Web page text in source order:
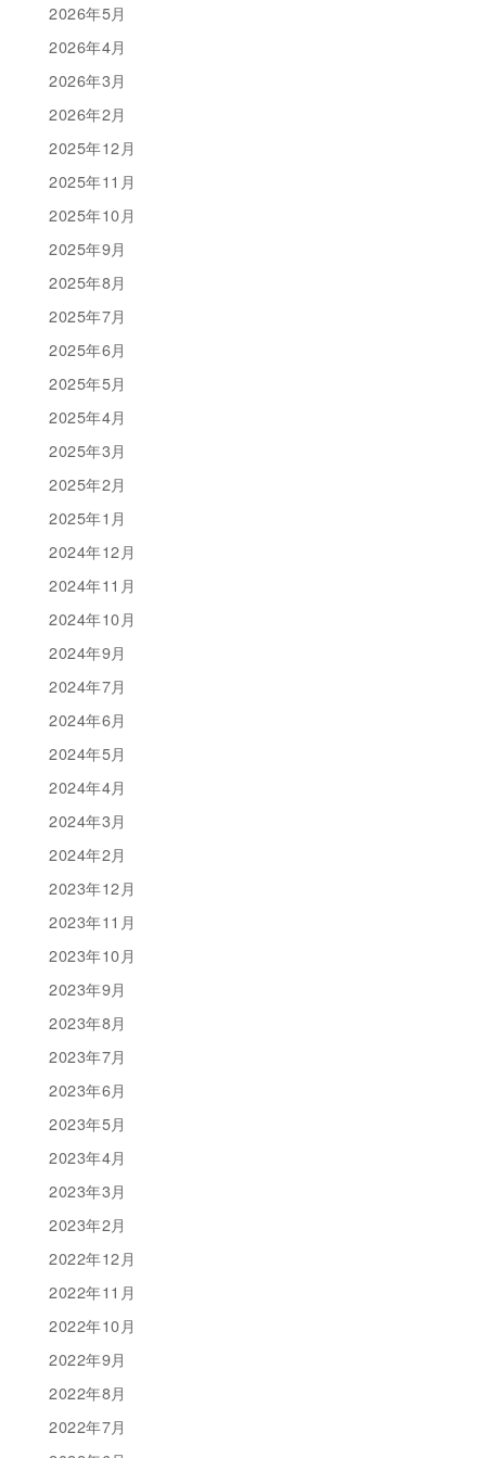
2026年5月
2026年4月
2026年3月
2026年2月
2025年12月
2025年11月
2025年10月
2025年9月
2025年8月
2025年7月
2025年6月
2025年5月
2025年4月
2025年3月
2025年2月
2025年1月
2024年12月
2024年11月
2024年10月
2024年9月
2024年7月
2024年6月
2024年5月
2024年4月
2024年3月
2024年2月
2023年12月
2023年11月
2023年10月
2023年9月
2023年8月
2023年7月
2023年6月
2023年5月
2023年4月
2023年3月
2023年2月
2022年12月
2022年11月
2022年10月
2022年9月
2022年8月
2022年7月